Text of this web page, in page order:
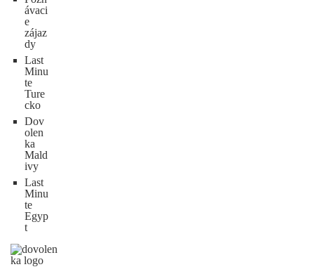
ávaci
e
zájaz
dy
Last
Minu
te
Ture
cko
Dov
olen
ka
Mald
ivy
Last
Minu
te
Egyp
t